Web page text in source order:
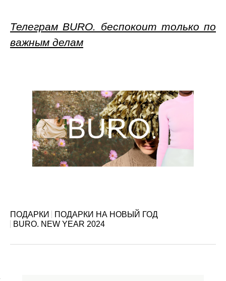
Телеграм BURO. беспокоит только по
важным делам
ПОДАРКИ
ПОДАРКИ НА НОВЫЙ ГОД
BURO. NEW YEAR 2024